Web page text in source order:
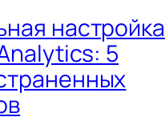
настройка
5